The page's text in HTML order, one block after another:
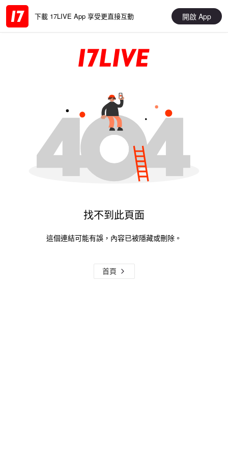
下載 17LIVE App 享受更直接互動 開啟 App
找不到此頁面
這個連結可能有誤，內容已被隱藏或刪除。
首頁